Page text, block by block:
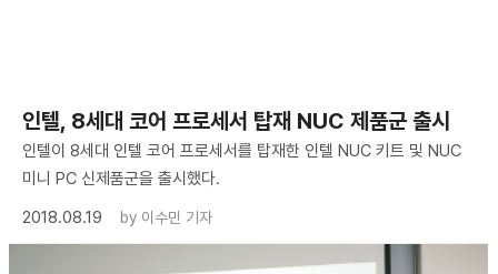
인텔, 8세대 코어 프로세서 탑재 NUC 제품군 출시
인텔이 8세대 인텔 코어 프로세서를 탑재한 인텔 NUC 키트 및 NUC
미니 PC 신제품군을 출시했다.
2018.08.19
by 이수민 기자